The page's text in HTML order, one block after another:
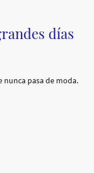
días
nunca pasa de moda.